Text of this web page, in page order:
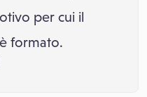
per cui il
formato.